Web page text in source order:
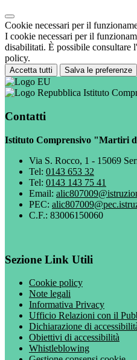
Cookie necessari per il
I cookie necessari per il
disabilitati. È possibile consultare
policy.
Accetta tutti Salva le preferenze
Istituto
Contatti
Istituto Comprensivo "Martiri
Via S. Rocco, 1 - 15069
Tel: 0143 653 32
Tel: 0143 143 75 41
Email:
PEC:
C.F.: 83006150060
Sezione Link Utili
Cookie policy
Note legali
Informativa Privacy
Ufficio Relazioni con il
Dichiarazione di
Obiettivi di accessibilità
Whistleblowing